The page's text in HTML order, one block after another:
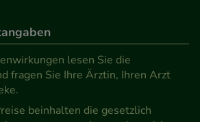
wie z.B. Google oder soziale
werden.
lesen Sie die
fragen Sie Ihre Ärztin, Ihren Arzt
beinhalten die gesetzlich